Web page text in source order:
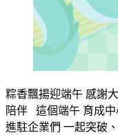
粽香飄揚迎端午 感謝
陪伴 這個端午 育成
進駐企業們 一起突破